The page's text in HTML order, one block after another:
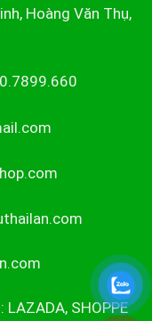
Hoàng Văn Thụ,
LAZADA, SHOPPE